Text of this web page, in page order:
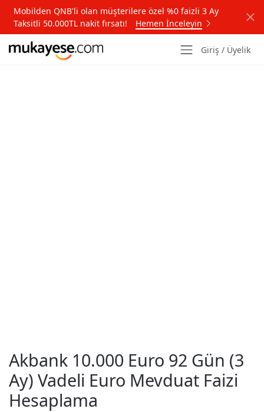
Mobilden QNB'li olan müşterilere özel %0 faizli 3 Ay
Taksitli 50.000TL nakit fırsatı!
Hemen İnceleyin
Giriş / Üyelik
Akbank 10.000 Euro 92 Gün (3
Ay) Vadeli Euro Mevduat Faizi
Hesaplama